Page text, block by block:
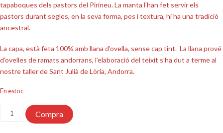
tapaboques dels pastors del Pirineu. La manta l’han fet servir els
pastors durant segles, en la seva forma, pes i textura, hi ha una tradició
ancestral.
La capa, està feta 100% amb llana d’ovella, sense cap tint. La llana prové
d’ovelles de ramats andorrans, l’elaboració del teixit s’ha dut a terme al
nostre taller de Sant Julià de Lòria, Andorra.
En estoc
quantitat
Compra